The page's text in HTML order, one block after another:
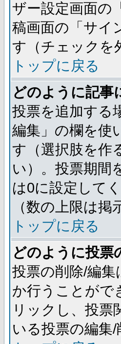
ザー設定画面の
稿画面の「サイ
す（チェックを
トップに戻る
どのように記事
投票を追加する
編集」の欄を使
す（選択肢を作
い）。投票期間
は0に設定して
（数の上限は
トップに戻る
どのように投票
投票の削除/編
か行うことがで
リックし、投票
いる投票の編集